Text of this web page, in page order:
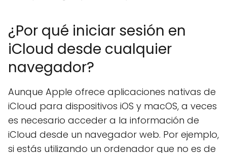
¿Por qué iniciar sesión en
iCloud desde cualquier
navegador?
Aunque Apple ofrece aplicaciones nativas de
iCloud para dispositivos iOS y macOS, a veces
es necesario acceder a la información de
iCloud desde un navegador web. Por ejemplo,
si estás utilizando un ordenador que no es de